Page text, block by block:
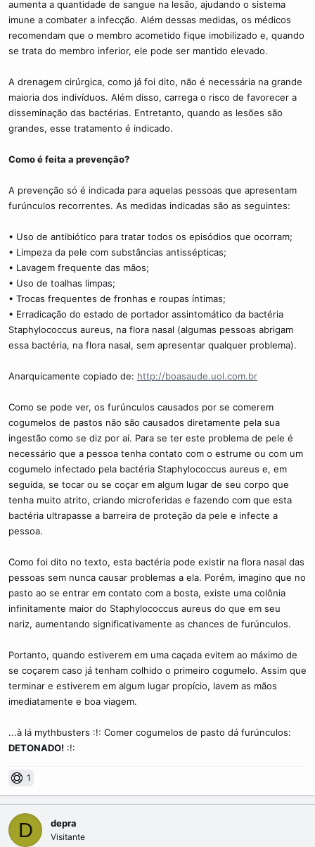
aumenta a quantidade de sangue na lesão, ajudando o sistema
imune a combater a infecção. Além dessas medidas, os médicos
recomendam que o membro acometido fique imobilizado e, quando
se trata do membro inferior, ele pode ser mantido elevado.
A drenagem cirúrgica, como já foi dito, não é necessária na grande
maioria dos indivíduos. Além disso, carrega o risco de favorecer a
disseminação das bactérias. Entretanto, quando as lesões são
grandes, esse tratamento é indicado.
Como é feita a prevenção?
A prevenção só é indicada para aquelas pessoas que apresentam
furúnculos recorrentes. As medidas indicadas são as seguintes:
• Uso de antibiótico para tratar todos os episódios que ocorram;
• Limpeza da pele com substâncias antissépticas;
• Lavagem frequente das mãos;
• Uso de toalhas limpas;
• Trocas frequentes de fronhas e roupas íntimas;
• Erradicação do estado de portador assintomático da bactéria
Staphylococcus aureus, na flora nasal (algumas pessoas abrigam
essa bactéria, na flora nasal, sem apresentar qualquer problema).
Anarquicamente copiado de: http://boasaude.uol.com.br
Como se pode ver, os furúnculos causados por se comerem
cogumelos de pastos não são causados diretamente pela sua
ingestão como se diz por aí. Para se ter este problema de pele é
necessário que a pessoa tenha contato com o estrume ou com um
cogumelo infectado pela bactéria Staphylococcus aureus e, em
seguida, se tocar ou se coçar em algum lugar de seu corpo que
tenha muito atrito, criando microferidas e fazendo com que esta
bactéria ultrapasse a barreira de proteção da pele e infecte a
pessoa.
Como foi dito no texto, esta bactéria pode existir na flora nasal das
pessoas sem nunca causar problemas a ela. Porém, imagino que no
pasto ao se entrar em contato com a bosta, existe uma colônia
infinitamente maior do Staphylococcus aureus do que em seu
nariz, aumentando significativamente as chances de furúnculos.
Portanto, quando estiverem em uma caçada evitem ao máximo de
se coçarem caso já tenham colhido o primeiro cogumelo. Assim que
terminar e estiverem em algum lugar propício, lavem as mãos
imediatamente e boa viagem.
...à lá mythbusters :!: Comer cogumelos de pasto dá furúnculos:
DETONADO! :!:
1
D depra
Visitante